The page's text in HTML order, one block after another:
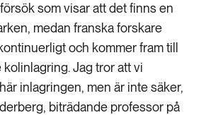
som visar att det finns en
medan franska forskare
och kommer fram till
Jag tror att vi
inlagringen, men är inte säker,
biträdande professor på